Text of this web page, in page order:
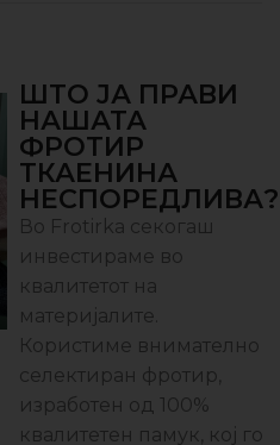
ШТО ЈА ПРАВИ
НАШАТА
ФРОТИР
ТКАЕНИНА
НЕСПОРЕДЛИВА?
Во Frotirka секогаш
инвестираме во
квалитетот на
материјалите.
Користиме внимателно
селектиран фротир,
изработен од 100%
квалитетен памук, кој го